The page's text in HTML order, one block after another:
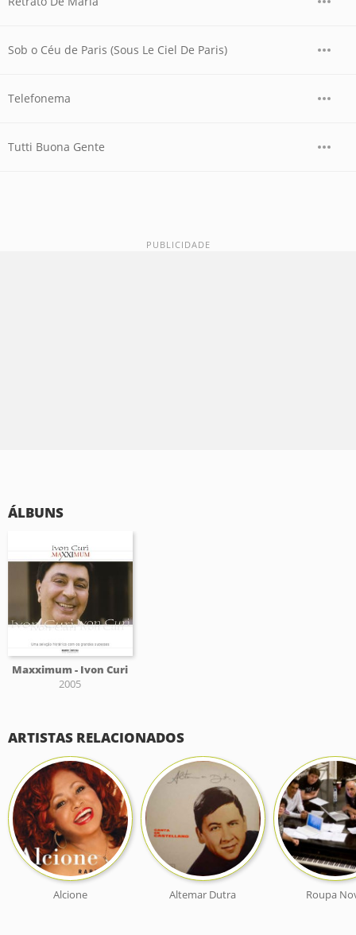
Sob o Céu de Paris (Sous Le Ciel De Paris)
Telefonema
Tutti Buona Gente
ÁLBUNS
Maxximum - Ivon Curi
2005
ARTISTAS RELACIONADOS
Alcione Altemar Dutra Roupa